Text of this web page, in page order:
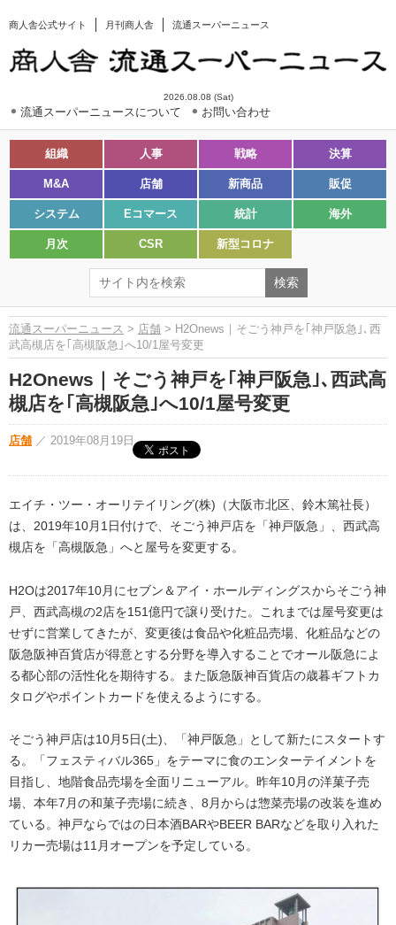
商人舎公式サイト 月刊商人舎 流通スーパーニュース
2026.08.08 (Sat)
流通スーパーニュースについて お問い合わせ
組織 人事 戦略 決算
M&A 店舗 新商品 販促
システム Eコマース 統計 海外
月次 CSR 新型コロナ
流通スーパーニュース > 店舗 > H2Onews｜そごう神戸を｢神戸阪急｣､西
武高槻店を｢高槻阪急｣へ10/1屋号変更
H2Onews｜そごう神戸を｢神戸阪急｣､西武高
槻店を｢高槻阪急｣へ10/1屋号変更
店舗 ／ 2019年08月19日
エイチ・ツー・オーリテイリング(株)（大阪市北区、鈴木篤社長）
は、2019年10月1日付けで、そごう神戸店を「神戸阪急」、西武高
槻店を「高槻阪急」へと屋号を変更する。
H2Oは2017年10月にセブン＆アイ・ホールディングスからそごう神
戸、西武高槻の2店を151億円で譲り受けた。これまでは屋号変更は
せずに営業してきたが、変更後は食品や化粧品売場、化粧品などの
阪急阪神百貨店が得意とする分野を導入することでオール阪急によ
る都心部の活性化を期待する。また阪急阪神百貨店の歳暮ギフトカ
タログやポイントカードを使えるようにする。
そごう神戸店は10月5日(土)、「神戸阪急」として新たにスタートす
る。「フェスティバル365」をテーマに食のエンターテイメントを
目指し、地階食品売場を全面リニューアル。昨年10月の洋菓子売
場、本年7月の和菓子売場に続き、8月からは惣菜売場の改装を進め
ている。神戸ならではの日本酒BARやBEER BARなどを取り入れた
リカー売場は11月オープンを予定している。